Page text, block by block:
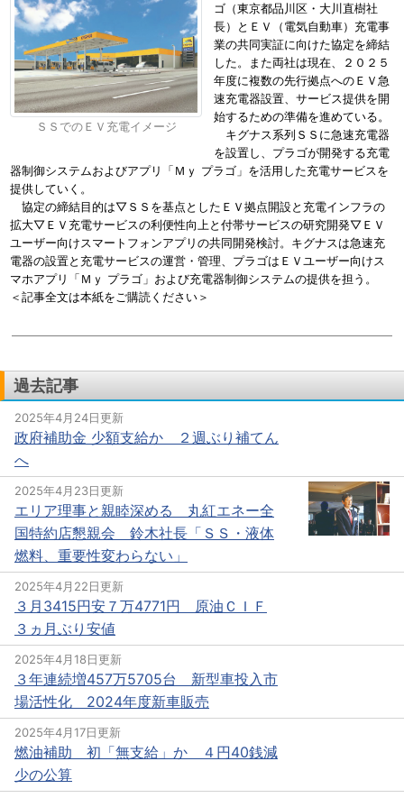
ＳＳでのＥＶ充電イメージ
ゴ（東京都品川区・大川直樹社
長）とＥＶ（電気自動車）充電事
業の共同実証に向けた協定を締結
した。また両社は現在、２０２５
年度に複数の先行拠点へのＥＶ急
速充電器設置、サービス提供を開
始するための準備を進めている。
キグナス系列ＳＳに急速充電器
を設置し、プラゴが開発する充電
器制御システムおよびアプリ「Ｍｙ プラゴ」を活用した充電サービスを
提供していく。
協定の締結目的は▽ＳＳを基点としたＥＶ拠点開設と充電インフラの
拡大▽ＥＶ充電サービスの利便性向上と付帯サービスの研究開発▽ＥＶ
ユーザー向けスマートフォンアプリの共同開発検討。キグナスは急速充
電器の設置と充電サービスの運営・管理、プラゴはＥＶユーザー向けス
マホアプリ「Ｍｙ プラゴ」および充電器制御システムの提供を担う。
＜記事全文は本紙をご購読ください＞
過去記事
2025年4月24日更新
政府補助金 少額支給か ２週ぶり補てん
へ
2025年4月23日更新
エリア理事と親睦深める 丸紅エネー全
国特約店懇親会 鈴木社長「ＳＳ・液体
燃料、重要性変わらない」
2025年4月22日更新
３月3415円安７万4771円 原油ＣＩＦ
３ヵ月ぶり安値
2025年4月18日更新
３年連続増457万5705台 新型車投入市
場活性化 2024年度新車販売
2025年4月17日更新
燃油補助 初「無支給」か ４円40銭減
少の公算